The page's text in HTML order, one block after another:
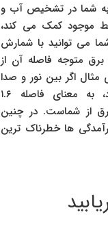
به شما در تشخیص آب و
موجود کمک می کند،
می توانید با شمارش
متوجه فاصله آن از
مثال اگر بین نور و صدا
۵ ثانیه زمان بود، به معنای فاصله ۱.۶
از شماست. در چنین
ها خطرناک ترین